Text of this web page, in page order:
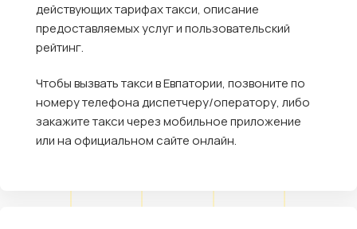
действующих тарифах такси, описание
предоставляемых услуг и пользовательский
рейтинг.
Чтобы вызвать такси в Евпатории, позвоните по
номеру телефона диспетчеру/оператору, либо
закажите такси через мобильное приложение
или на официальном сайте онлайн.